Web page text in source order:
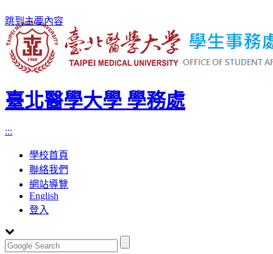
跳到主要內容
臺北醫學大學 學務處
:::
學校首頁
聯絡我們
網站導覽
English
登入